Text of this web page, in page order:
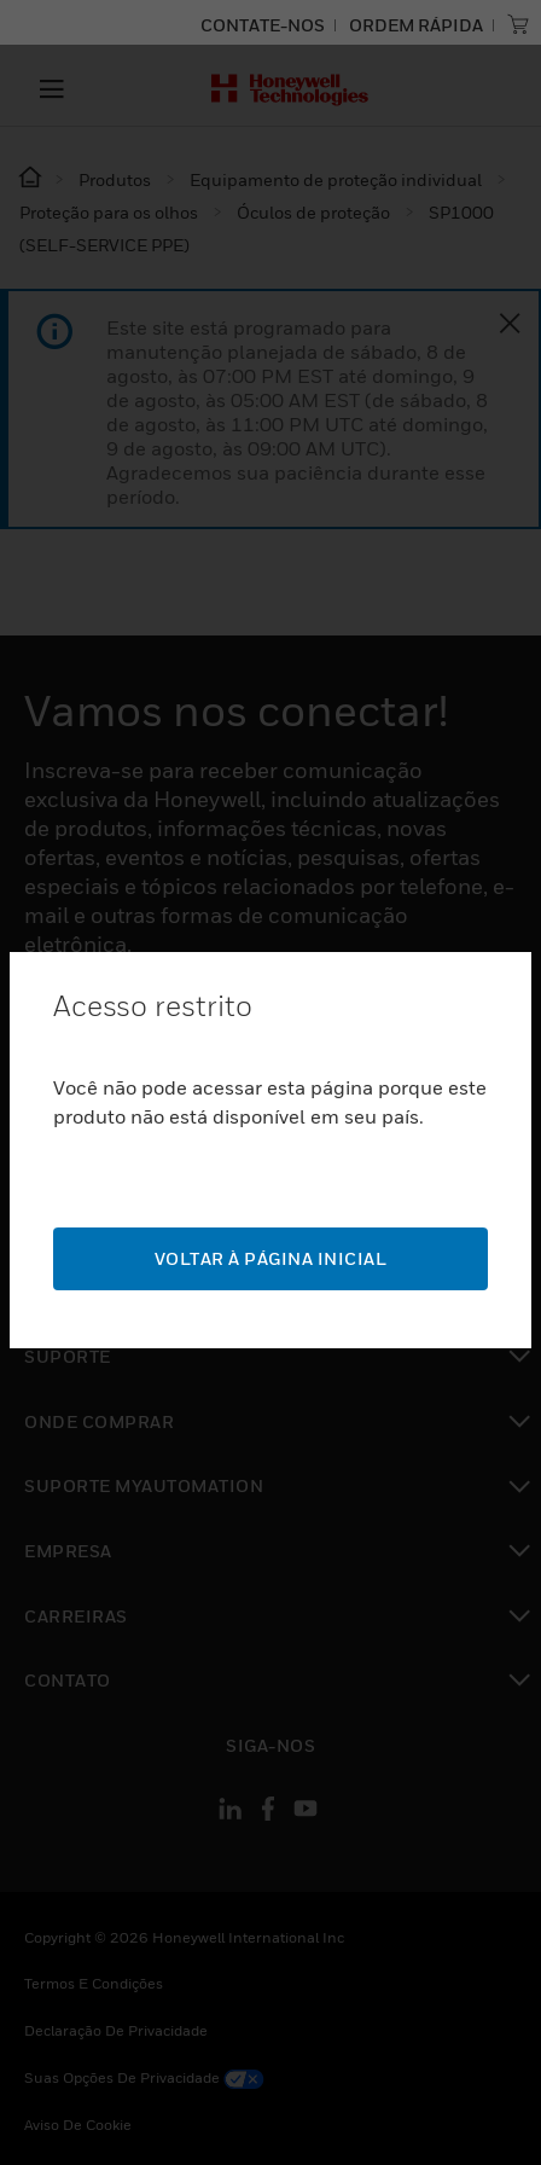
CONTATE-NOS ORDEM RÁPIDA
Produtos
Equipamento de proteção individual
Proteção para os olhos
Óculos de proteção
SP1000
(SELF-SERVICE PPE)
Este site está programado para
manutenção planejada de sábado, 8 de
agosto, às 07:00 PM EST até domingo, 9
de agosto, às 05:00 AM EST (de sábado, 8
de agosto, às 11:00 PM UTC até domingo,
9 de agosto, às 09:00 AM UTC).
Agradecemos sua paciência durante esse
período.
Vamos nos conectar!
Inscreva-se para receber comunicação
exclusiva da Honeywell, incluindo atualizações
de produtos, informações técnicas, novas
ofertas, eventos e notícias, pesquisas, ofertas
especiais e tópicos relacionados por telefone, e-
mail e outras formas de comunicação
eletrônica.
ASSINAR
PRODUTOS
SERVIÇOS
INDUSTRIAS
SUPORTE
ONDE COMPRAR
SUPORTE MYAUTOMATION
EMPRESA
CARREIRAS
CONTATO
SIGA-NOS
Copyright © 2026 Honeywell International Inc
Termos E Condições
Declaração De Privacidade
Suas Opções De Privacidade
Aviso De Cookie
Acesso restrito
Você não pode acessar esta página porque este
produto não está disponível em seu país.
VOLTAR À PÁGINA INICIAL